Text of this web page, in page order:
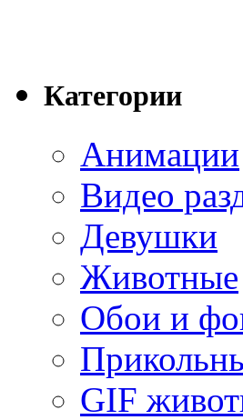
Категории
Анимации
Видео
Девушки
Животные
Обои и
GIF